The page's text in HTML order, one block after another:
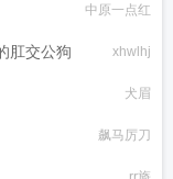
中原一点红
肛交公狗 xhwlhj
犬眉
飙马厉刀